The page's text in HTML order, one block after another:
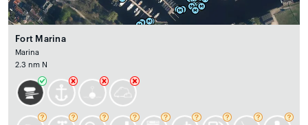
Fort Marina
Marina
2.3 nm N